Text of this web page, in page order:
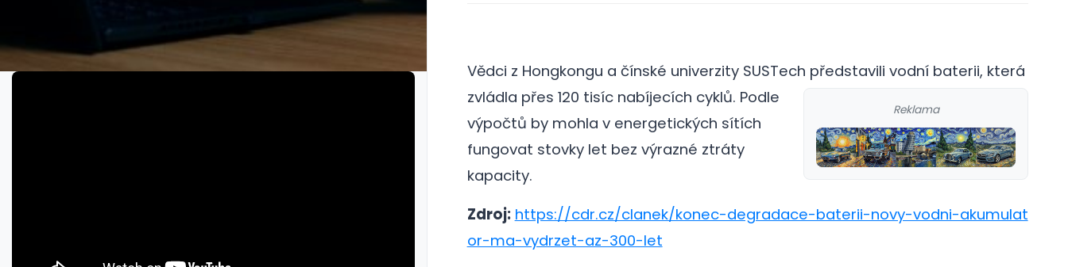
Vědci z Hongkongu a čínské univerzity SUSTech představili vodní baterii, která
zvládla přes 120 tisíc nabíjecích cyklů.
Reklama
Podle
výpočtů by mohla v energetických sítích
fungovat stovky let bez výrazné ztráty
kapacity.
Zdroj: https://cdr.cz/clanek/konec-degradace-baterii-novy-vodni-akumulat
or-ma-vydrzet-az-300-let